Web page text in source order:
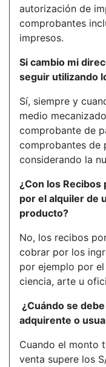
autorización de
comprobantes
impresos.
Si cambio mi
seguir utilizando
Sí, siempre y
medio
comprobante de
comprobantes de
considerando la
¿Con los
por el alquiler de
producto?
No, los recibos
cobrar por los
por ejemplo por
ciencia, arte u
¿Cuándo se
adquirente o
Cuando el monto
venta supere los